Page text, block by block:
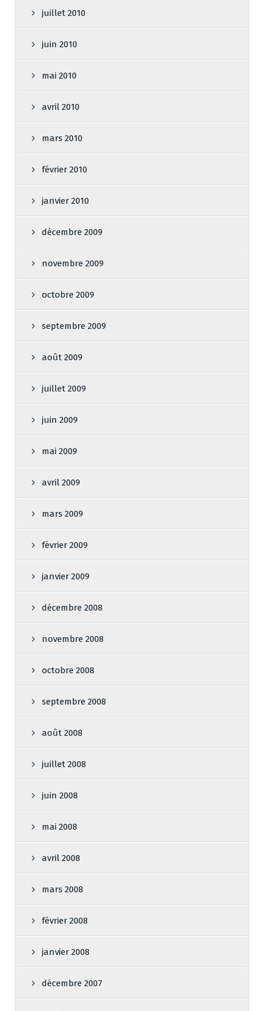
juillet 2010
juin 2010
mai 2010
avril 2010
mars 2010
février 2010
janvier 2010
décembre 2009
novembre 2009
octobre 2009
septembre 2009
août 2009
juillet 2009
juin 2009
mai 2009
avril 2009
mars 2009
février 2009
janvier 2009
décembre 2008
novembre 2008
octobre 2008
septembre 2008
août 2008
juillet 2008
juin 2008
mai 2008
avril 2008
mars 2008
février 2008
janvier 2008
décembre 2007